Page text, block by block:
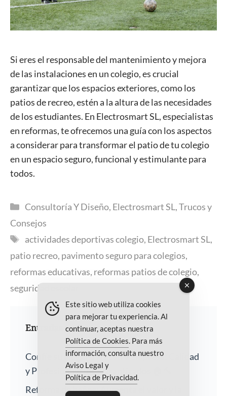
Si eres el responsable del mantenimiento y mejora
de las instalaciones en un colegio, es crucial
garantizar que los espacios exteriores, como los
patios de recreo, estén a la altura de las necesidades
de los estudiantes. En Electrosmart SL, especialistas
en reformas, te ofrecemos una guía con los aspectos
a considerar para transformar el patio de tu colegio
en un espacio seguro, funcional y estimulante para
todos.
Categorías
Consultoría Y Diseño, Electrosmart SL,Trucos y
Consejos
Etiquetas
actividades deportivas colegio, Electrosmart SL,
patio recreo, pavimento seguro para colegios,
reformas educativas, reformas patios de colegio,
seguridad escolar
Entradas recientes
Confíe su Hogar a Nuestra Empresa: Calidad
y Profesionalismo Garantizados 🏠🔨
Reforma de baños: Aumenta el valor y la
Este sitio web utiliza cookies
para mejorar tu experiencia. Al
continuar, aceptas nuestra
Política de Cookies. Para más
información, consulta nuestro
Aviso Legal y
Política de Privacidad.